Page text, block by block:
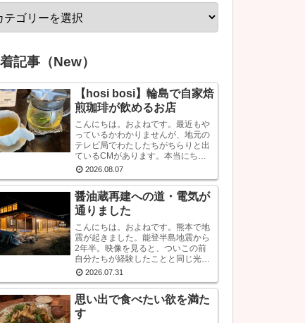
記事（New）
【hosi bosi】輪島で自家焙
煎珈琲が飲めるお店
こんにちは。およねです。最近もや
っているかわかりませんが、地元の
テレビ局でわたしたちがちらりと出
ているCMがあります。本当にちら
りです。で、あのCMなに？？と思
われている方もいるかもしれません
が、あれは『石川県信用保証協会』
という、中小企業...
2026.08.07
醤油蔵再建への道・電気が
通りました
こんにちは。およねです。熊本で地
震が起きました。能登半島地震から
2年半。映像を見ると、ついこの前
自分たちが経験したことと同じ光景
が見られ、心が痛くなります。こう
いう時はできるだけ情報から離れた
ほうがいいと言いますが・・・気に
なります。気にな...
2026.07.31
思い出で食べたい欲を満た
す